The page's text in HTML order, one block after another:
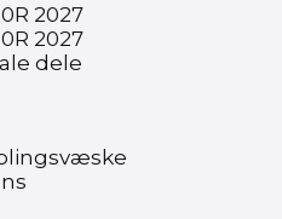
2027
2027
dele